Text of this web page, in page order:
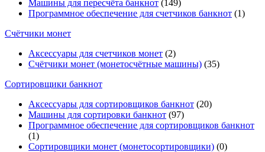
Машины для пересчёта банкнот (149)
Программное обеспечение для счетчиков банкнот (1)
Счётчики монет
Аксессуары для счетчиков монет (2)
Счётчики монет (монетосчётные машины) (35)
Cортировщики банкнот
Аксессуары для сортировщиков банкнот (20)
Машины для сортировки банкнот (97)
Программное обеспечение для сортировщиков банкнот
(1)
Сортировщики монет (монетосортировщики) (0)